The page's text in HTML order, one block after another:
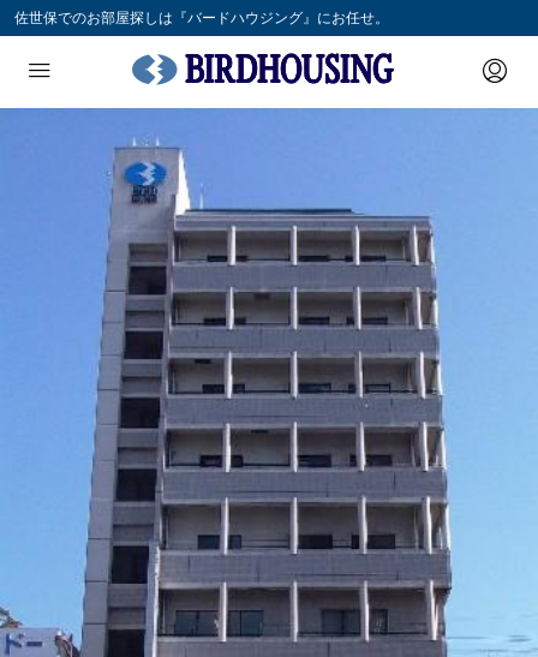
佐世保でのお部屋探しは『バードハウジング』にお任せ。